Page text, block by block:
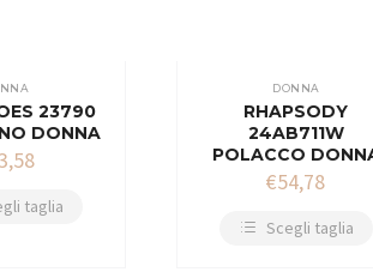
23790
DONNA
taglia
DONNA
RHAPSODY
24AB711W
POLACCO
€54,78
Scegli taglia